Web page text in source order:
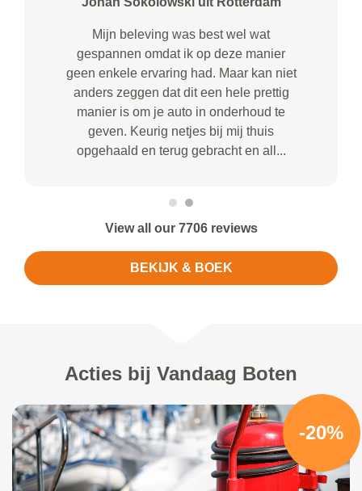
Mijn beleving was best wel wat
gespannen omdat ik op deze manier
geen enkele ervaring had. Maar kan niet
anders zeggen dat dit een hele prettig
manier is om je auto in onderhoud te
geven. Keurig netjes bij mij thuis
opgehaald en terug gebracht en all...
View all our 7706 reviews
BEKIJK & BOEK
Acties bij Vandaag Boten
-20%